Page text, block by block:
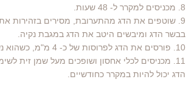
8. מכניסים למקרר ל- 48 שעות.
9. שוטפים את הדג מהתערובת, מסירים בזהירות
בבשר הדג ומיבשים היטב את הדג במגבת נקיה.
10. פורסים את הדג לפרוסות של כ- 4 מ"מ, כשהוא נשמר בצורתו כדג.
11. מכניסים לכלי אחסון ושופכים מעל שמן זית לשימור הדג.
הדג יכול להיות במקרר כחודשיים.